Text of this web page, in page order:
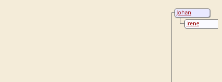
Johan
Christiaan
van Irene
Millicent